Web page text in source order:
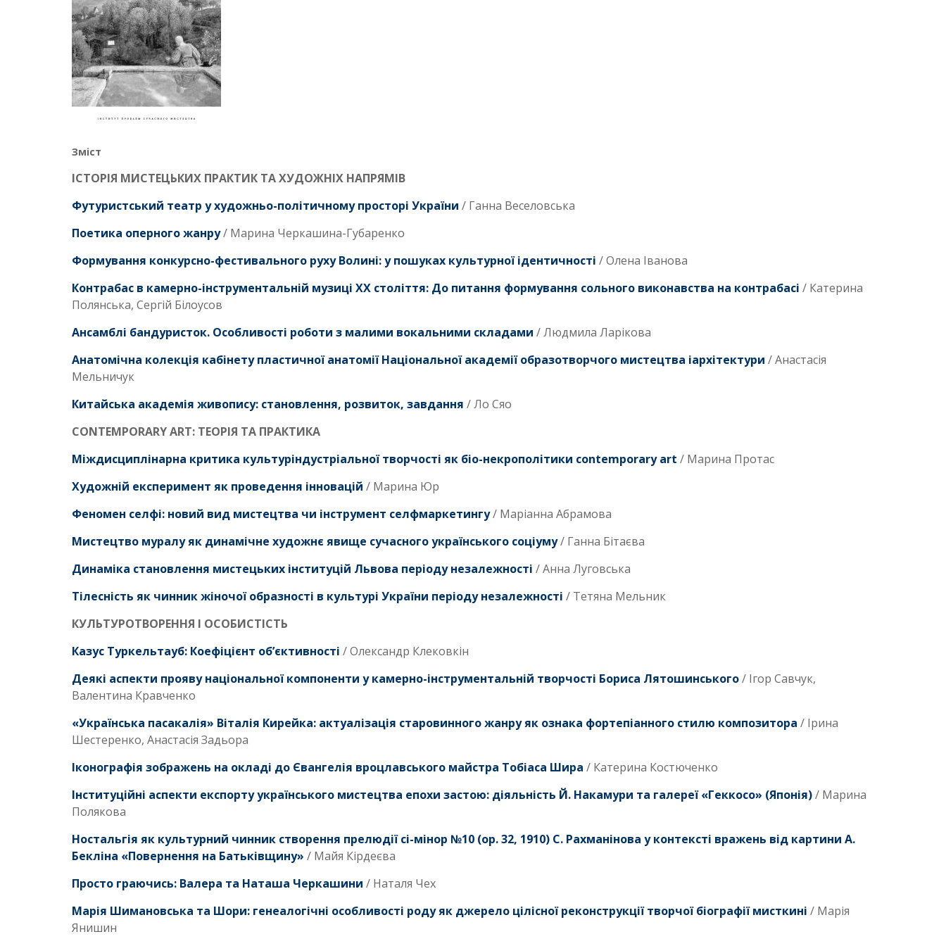
Зміст
ІСТОРІЯ МИСТЕЦЬКИХ ПРАКТИК ТА ХУДОЖНІХ НАПРЯМІВ
Футуристський театр у художньо-політичному просторі України / Ганна Веселовська
Поетика оперного жанру/ Марина Черкашина-Губаренко
Формування конкурсно-фестивального руху Волині: у пошуках культурної ідентичності / Олена Іванова
Контрабас в камерно-інструментальній музиці ХХ століття: До питання формування сольного виконавства на контрабасі / Катерина
Полянська, Сергій Білоусов
Ансамблі бандуристок. Особливості роботи з малими вокальними складами / Людмила Ларікова
Анатомічна колекція кабінету пластичної анатомії Національної академії образотворчого мистецтва іархітектури / Анастасія
Мельничук
Китайська академія живопису: cтановлення, розвиток, завдання / Ло Сяо
CONTEMPORARY ART: ТЕОРІЯ ТА ПРАКТИКА
Міждисциплінарна критика культуріндустріальної творчості як біо-некрополітики contemporary art / Марина Протас
Художній експеримент як проведення інновацій / Марина Юр
Феномен селфі: новий вид мистецтва чи інструмент селфмаркетингу/ Маріанна Абрамова
Мистецтво муралу як динамічне художнє явище сучасного українського соціуму/ Ганна Бітаєва
Динаміка становлення мистецьких інституцій Львова періоду незалежності / Анна Луговська
Тілесність як чинник жіночої образності в культурі України періоду незалежності / Тетяна Мельник
КУЛЬТУРОТВОРЕННЯ І ОСОБИСТІСТЬ
Казус Туркельтауб: Коефіцієнт об’єктивності / Олександр Клековкін
Деякі аспекти прояву національної компоненти у камерно-інструментальній творчості Бориса Лятошинського/ Ігор Савчук,
Валентина Кравченко
«Українська пасакалія» Віталія Кирейка: актуалізація старовинного жанру як ознака фортепіанного стилю композитора / Ірина
Шестеренко, Анастасія Задьора
Іконографія зображень на окладі до Євангелія вроцлавського майстра Тобіаса Шира / Катерина Костюченко
Інституційні аспекти експорту українського мистецтва епохи застою: діяльність Й. Накамури та галереї «Геккосо» (Японія)/ Марина
Полякова
Ностальгія як культурний чинник створення прелюдії сі-мінор №10 (ор. 32, 1910) С. Рахманінова у контексті вражень від картини А.
Бекліна «Повернення на Батьківщину» / Майя Кірдеєва
Просто граючись: Валера та Наташа Черкашини / Наталя Чех
Марія Шимановська та Шори: генеалогічні особливості роду як джерело цілісної реконструкції творчої біографії мисткині / Марія
Янишин